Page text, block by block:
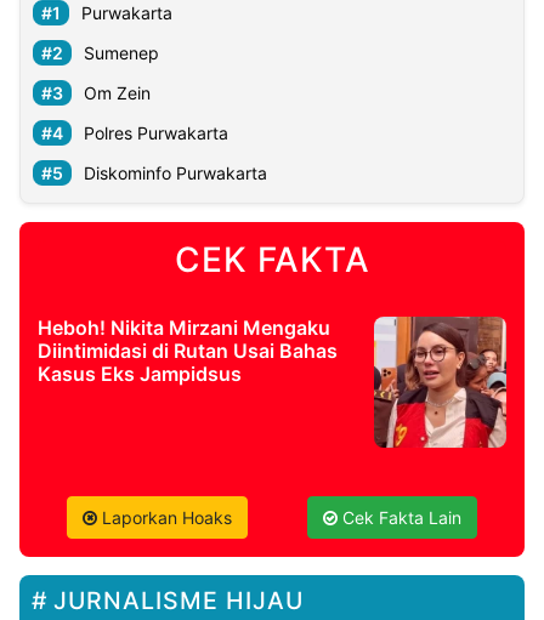
Purwakarta
Sumenep
Om Zein
Polres Purwakarta
Diskominfo Purwakarta
CEK FAKTA
Heboh! Nikita Mirzani Mengaku
Diintimidasi di Rutan Usai Bahas
Kasus Eks Jampidsus
Laporkan Hoaks Cek Fakta Lain
JURNALISME HIJAU